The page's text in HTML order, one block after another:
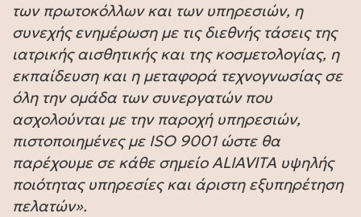
των πρωτοκόλλων και των υπηρεσιών, η
συνεχής ενημέρωση με τις διεθνής τάσεις της
ιατρικής αισθητικής και της κοσμετολογίας, η
εκπαίδευση και η μεταφορά τεχνογνωσίας σε
όλη την ομάδα των συνεργατών που
ασχολούνται με την παροχή υπηρεσιών,
πιστοποιημένες με ISO 9001 ώστε θα
παρέχουμε σε κάθε σημείο ALIAVITA υψηλής
ποιότητας υπηρεσίες και άριστη εξυπηρέτηση
πελατών».